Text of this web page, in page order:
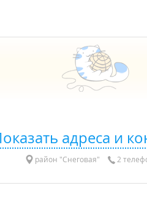
адреса и
район "Снеговая" 2